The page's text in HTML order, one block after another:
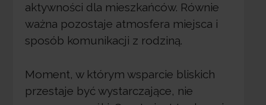
aktywności dla mieszkańców. Równie
ważna pozostaje atmosfera miejsca i
sposób komunikacji z rodziną.
Moment, w którym wsparcie bliskich
przestaje być wystarczające, nie